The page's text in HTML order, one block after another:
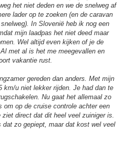
het niet deden en we de snelweg af
lader op te zoeken (en de caravan
In Slovenië heb ik nog een
mijn laadpas het niet deed maar
Wel altijd even kijken of je de
met al is het me meegevallen en
vakantie rust.
gereden dan anders. Met mijn
km/u niet lekker rijden. Je had dan te
Nu gaat het allemaal zo
om op de cruise controle achter een
direct dat dit heel veel zuiniger is.
zo gepiept, maar dat kost wel veel